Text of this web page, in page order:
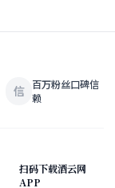
信 百万粉丝口碑信
赖
扫码下载酒云网
APP